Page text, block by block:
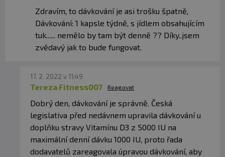
Zdravím, to dávkování je asi trošku špatně,
Dávkování: 1 kapsle týdně, s jídlem obsahujícím
tuk...... nemělo by tam být denně ?? Díky..jsem
zvědavý jak to bude fungovat.
17. 2. 2022 v 11:49
Tereza Fitness007 Reagovat
Dobrý den, dávkování je správně. Česká
legislativa před nedávnem upravila dávkování u
doplňku stravy Vitamínu D3 z 5000 IU na
maximální denní dávku 1000 IU, proto řada
dodavatelů zareagovala úpravou dávkování, aby